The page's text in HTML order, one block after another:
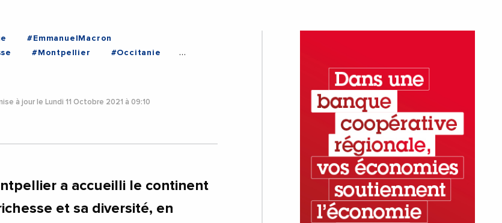
#EmmanuelMacron
#Montpellier
#Occitanie
à jour le Lundi 11 Octobre 2021 à 09:10
a accueilli le continent
et sa diversité, en